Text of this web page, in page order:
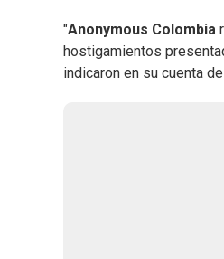
"Anonymous Colombia
hostigamientos
indicaron en su cuenta